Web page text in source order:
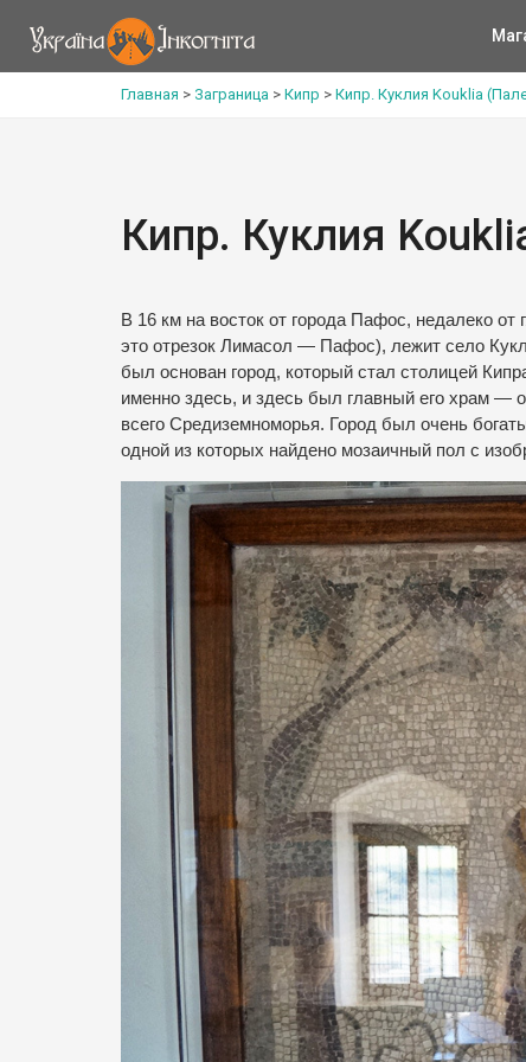
Главная > Заграница > Кипр > Кипр. Куклия Kouklia
Кипр. Куклия
В 16 км на восток от города Пафос, недалеко
это отрезок Лимасол — Пафос), лежит село
был основан город, который стал столицей
именно здесь, и здесь был главный его храм —
всего Средиземноморья. Город был очень
одной из которых найдено мозаичный пол с